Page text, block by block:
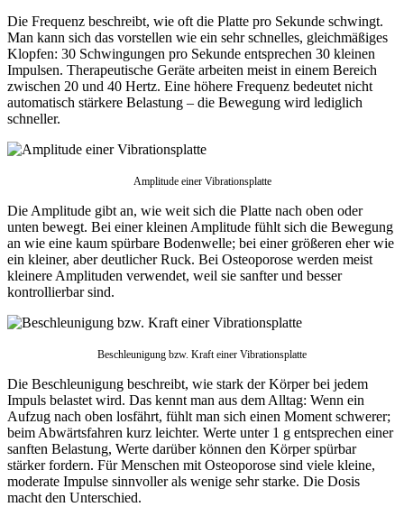
Die Frequenz beschreibt, wie oft die Platte pro Sekunde schwingt.
Man kann sich das vorstellen wie ein sehr schnelles, gleichmäßiges
Klopfen: 30 Schwingungen pro Sekunde entsprechen 30 kleinen
Impulsen. Therapeutische Geräte arbeiten meist in einem Bereich
zwischen 20 und 40 Hertz. Eine höhere Frequenz bedeutet nicht
automatisch stärkere Belastung – die Bewegung wird lediglich
schneller.
Amplitude einer Vibrationsplatte
Die Amplitude gibt an, wie weit sich die Platte nach oben oder
unten bewegt. Bei einer kleinen Amplitude fühlt sich die Bewegung
an wie eine kaum spürbare Bodenwelle; bei einer größeren eher wie
ein kleiner, aber deutlicher Ruck. Bei Osteoporose werden meist
kleinere Amplituden verwendet, weil sie sanfter und besser
kontrollierbar sind.
Beschleunigung bzw. Kraft einer Vibrationsplatte
Die Beschleunigung beschreibt, wie stark der Körper bei jedem
Impuls belastet wird. Das kennt man aus dem Alltag: Wenn ein
Aufzug nach oben losfährt, fühlt man sich einen Moment schwerer;
beim Abwärtsfahren kurz leichter. Werte unter 1 g entsprechen einer
sanften Belastung, Werte darüber können den Körper spürbar
stärker fordern. Für Menschen mit Osteoporose sind viele kleine,
moderate Impulse sinnvoller als wenige sehr starke. Die Dosis
macht den Unterschied.